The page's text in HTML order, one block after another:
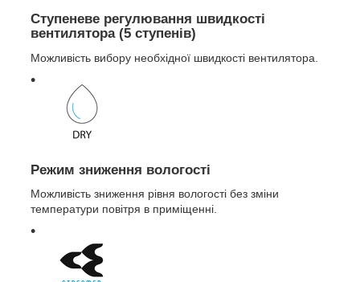
Ступеневе регулювання швидкості
вентилятора (5 ступенів)
Можливість вибору необхідної швидкості вентилятора.
Режим зниження вологості
Можливість зниження рівня вологості без зміни
температури повітря в приміщенні.